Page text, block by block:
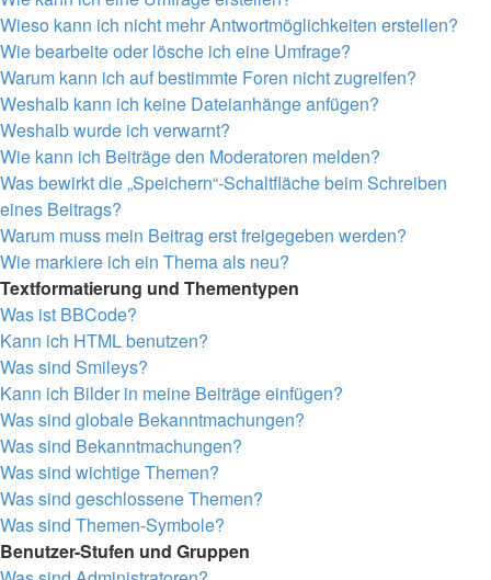
Wieso kann ich nicht mehr Antwortmöglichkeiten erstellen?
Wie bearbeite oder lösche ich eine Umfrage?
Warum kann ich auf bestimmte Foren nicht zugreifen?
Weshalb kann ich keine Dateianhänge anfügen?
Weshalb wurde ich verwarnt?
Wie kann ich Beiträge den Moderatoren melden?
Was bewirkt die „Speichern“-Schaltfläche beim Schreiben
eines Beitrags?
Warum muss mein Beitrag erst freigegeben werden?
Wie markiere ich ein Thema als neu?
Textformatierung und Thementypen
Was ist BBCode?
Kann ich HTML benutzen?
Was sind Smileys?
Kann ich Bilder in meine Beiträge einfügen?
Was sind globale Bekanntmachungen?
Was sind Bekanntmachungen?
Was sind wichtige Themen?
Was sind geschlossene Themen?
Was sind Themen-Symbole?
Benutzer-Stufen und Gruppen